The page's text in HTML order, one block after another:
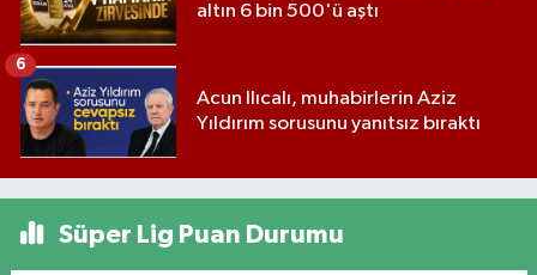
altın 6 bin 500'ü aştı
Acun Ilıcalı, muhabirlerin Aziz
Yıldırım sorusunu yanıtsız bıraktı
6
Süper Lig Puan Durumu